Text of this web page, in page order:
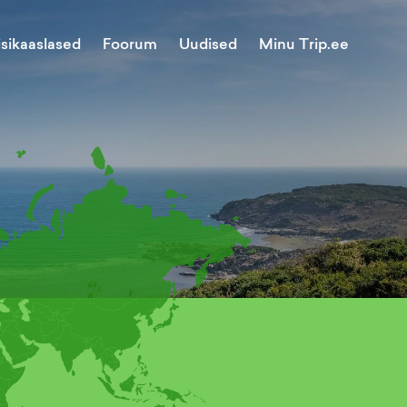
Foorum Uudised Minu Trip.ee